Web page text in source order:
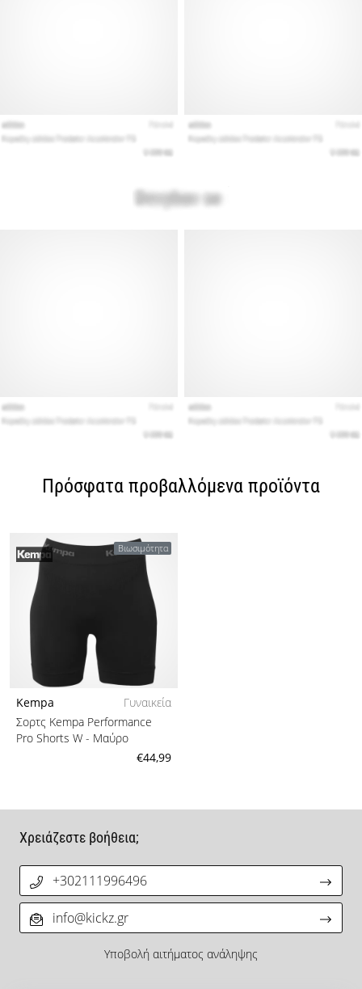
Πρόσφατα προβαλλόμενα προϊόντα
Βιωσιμότητα
Kempa
Γυναικεία
Σορτς Kempa Performance
Pro Shorts W - Μαύρο
€44,99
Χρειάζεστε βοήθεια;
+302111996496
info@kickz.gr
Υποβολή αιτήματος ανάληψης